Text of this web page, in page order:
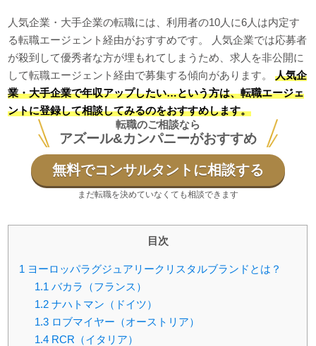
人気企業・大手企業の転職には、利用者の10人に6人は内定す
る転職エージェント経由がおすすめです。 人気企業では応募者
が殺到して優秀者な方が埋もれてしまうため、求人を非公開に
して転職エージェント経由で募集する傾向があります。人気企
業・大手企業で年収アップしたい…という方は、転職エージェ
ントに登録して相談してみるのをおすすめします。
転職のご相談なら
アズール&カンパニーがおすすめ
無料でコンサルタントに相談する
まだ転職を決めていなくても相談できます
目次
1 ヨーロッパラグジュアリークリスタルブランドとは？
1.1 バカラ（フランス）
1.2 ナハトマン（ドイツ）
1.3 ロブマイヤー（オーストリア）
1.4 RCR（イタリア）